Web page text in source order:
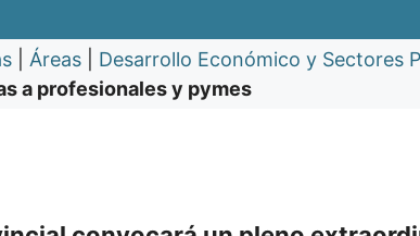
Áreas Desarrollo Económico y Sectores
a profesionales y pymes